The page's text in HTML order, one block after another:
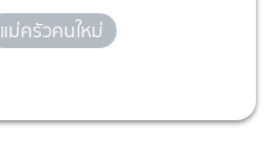
แม่ครัวคนใหม่